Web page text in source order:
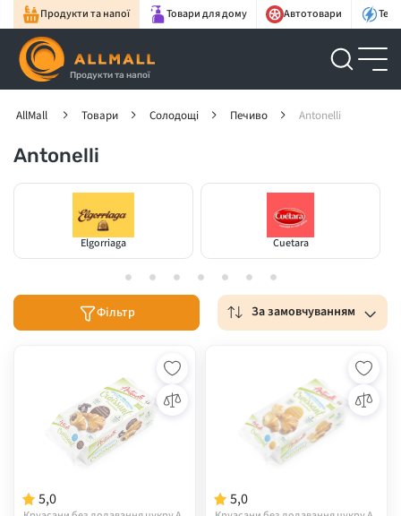
Продукти та напої Товари для дому Автотовари
Продукти та напої
AllMall Товари Солодощі Печиво Antonelli
Antonelli
Elgorriaga Cuetara
Фільтр За замовчуванням
5,0 5,0